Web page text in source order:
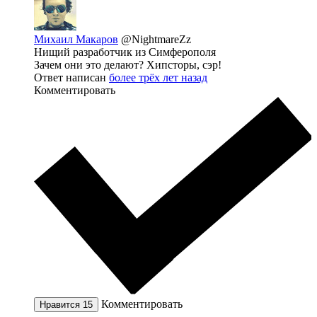
Михаил Макаров @NightmareZz
Нищий разработчик из Симферополя
Зачем они это делают? Хипсторы, сэр!
Ответ написан более трёх лет назад
Комментировать
Нравится 15 Комментировать